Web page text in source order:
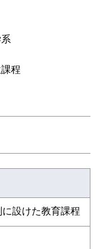
学コース
ン科学コース
程
職学位課程
設けた教育課程